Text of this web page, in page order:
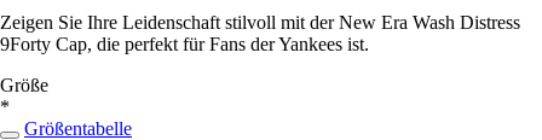
Zeigen Sie Ihre Leidenschaft stilvoll mit der New Era Wash Distress
9Forty Cap, die perfekt für Fans der Yankees ist.
Größe
*
Größentabelle